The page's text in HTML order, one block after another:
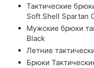
Тактические
Soft Shell Spartan
Мужские брюки
Black
Летние
Брюки